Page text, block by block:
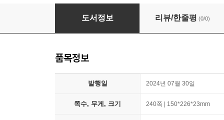
The Privileged Few
도서정보 리뷰/한줄평 (0/0)
품목정보
발행일 2024년 07월 30일
쪽수, 무게, 크기 240쪽 | 150*226*23mm